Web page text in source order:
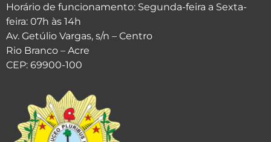
Horário de funcionamento: Segunda-feira a Sexta-
feira: 07h às 14h
Av. Getúlio Vargas, s/n – Centro
Rio Branco – Acre
CEP: 69900-100